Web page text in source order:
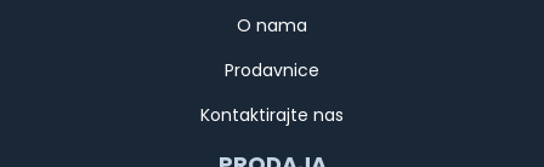
O nama
Prodavnice
Kontaktirajte nas